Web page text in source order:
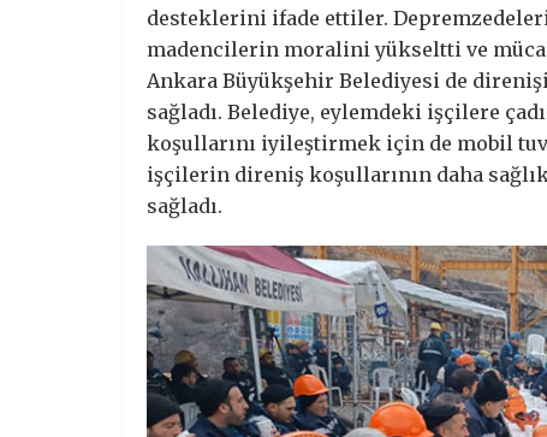
desteklerini ifade ettiler.
madencilerin moralini yükseltti ve
Ankara Büyükşehir Belediyesi de
sağladı. Belediye, eylemdeki işçilere
koşullarını iyileştirmek için de mobil
işçilerin direniş koşullarının daha
sağladı.